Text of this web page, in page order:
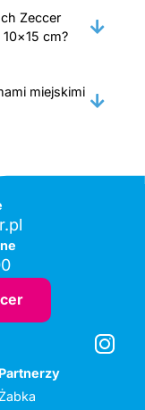
Zeccer
cm?
miejskimi
Partnerzy